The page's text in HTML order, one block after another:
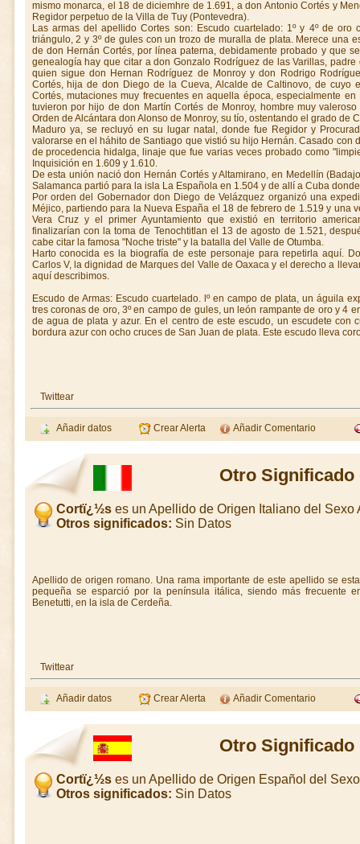
mismo monarca, el 18 de diciemhre de 1.691, a don Antonio Cortés y
Regidor perpetuo de la Villa de Tuy (Pontevedra).
Las armas del apellido Cortes son: Escudo cuartelado: 1º y 4º de
triángulo, 2 y 3º de gules con un trozo de muralla de plata. Merece una
de don Hernán Cortés, por línea paterna, debidamente probado y que
genealogía hay que citar a don Gonzalo Rodríguez de las Varillas,
quien sigue don Hernan Rodríguez de Monroy y don Rodrigo
Cortés, hija de don Diego de la Cueva, Alcalde de Caltinovo, de cuyo
Cortés, mutaciones muy frecuentes en aquella época, especialmente
tuvieron por hijo de don Martín Cortés de Monroy, hombre muy
Orden de Alcántara don Alonso de Monroy, su tío, ostentando el grado de
Maduro ya, se recluyó en su lugar natal, donde fue Regidor y
valorarse en el háhito de Santiago que vistió su hijo Hernán. Casado con
de procedencia hidalga, linaje que fue varias veces probado como
Inquisición en 1.609 y 1.610.
De esta unión nació don Hernán Cortés y Altamirano, en Medellín
Salamanca partió para la isla La Española en 1.504 y de allí a Cuba
Por orden del Gobernador don Diego de Velázquez organizó una
Méjico, partiendo para la Nueva España el 18 de febrero de 1.519 y una
Vera Cruz y el primer Ayuntamiento que existió en territorio
finalizarían con la toma de Tenochtitlan el 13 de agosto de 1.521,
cabe citar la famosa "Noche triste" y la batalla del Valle de Otumba.
Harto conocida es la biografía de este personaje para repetirla aquí.
Carlos V, la dignidad de Marques del Valle de Oaxaca y el derecho a
aquí describimos.
Escudo de Armas: Escudo cuartelado. lº en campo de plata, un águila
tres coronas de oro, 3º en campo de gules, un león rampante de oro y 4
de agua de plata y azur. En el centro de este escudo, un escudete con
bordura azur con ocho cruces de San Juan de plata. Este escudo lleva
Twittear
Añadir datos Crear Alerta Añadir Comentario
Otro
Cortï¿½ses un Apellido de Origen Italiano del Sexo
Otros significados: Sin Datos
Apellido de origen romano. Una rama importante de este apellido se
pequeña se esparció por la península itálica, siendo más frecuente
Benetutti, en la isla de Cerdeña.
Twittear
Añadir datos Crear Alerta Añadir Comentario
Otro
Cortï¿½ses un Apellido de Origen Español del
Otros significados: Sin Datos